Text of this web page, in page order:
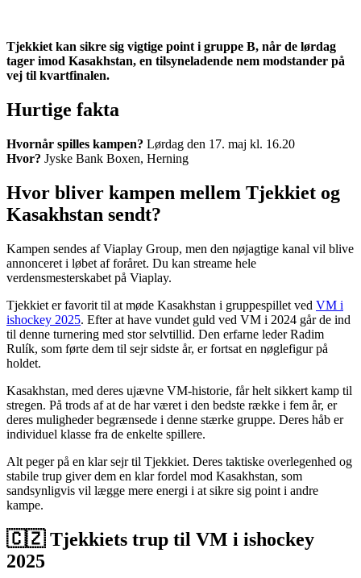
Tjekkiet kan sikre sig vigtige point i gruppe B, når de lørdag
tager imod Kasakhstan, en tilsyneladende nem modstander på
vej til kvartfinalen.
Hurtige fakta
Hvornår spilles kampen? Lørdag den 17. maj kl. 16.20
Hvor? Jyske Bank Boxen, Herning
Hvor bliver kampen mellem Tjekkiet og
Kasakhstan sendt?
Kampen sendes af Viaplay Group, men den nøjagtige kanal vil blive
annonceret i løbet af foråret. Du kan streame hele
verdensmesterskabet på Viaplay.
Tjekkiet er favorit til at møde Kasakhstan i gruppespillet ved VM i
ishockey 2025. Efter at have vundet guld ved VM i 2024 går de ind
til denne turnering med stor selvtillid. Den erfarne leder Radim
Rulík, som førte dem til sejr sidste år, er fortsat en nøglefigur på
holdet.
Kasakhstan, med deres ujævne VM-historie, får helt sikkert kamp til
stregen. På trods af at de har været i den bedste række i fem år, er
deres muligheder begrænsede i denne stærke gruppe. Deres håb er
individuel klasse fra de enkelte spillere.
Alt peger på en klar sejr til Tjekkiet. Deres taktiske overlegenhed og
stabile trup giver dem en klar fordel mod Kasakhstan, som
sandsynligvis vil lægge mere energi i at sikre sig point i andre
kampe.
🇨🇿 Tjekkiets trup til VM i ishockey
2025